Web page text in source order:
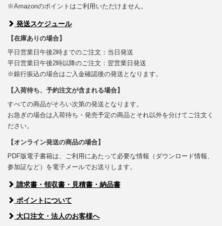
※Amazonのポイントはご利用いただけません。
発送スケジュール
【在庫ありの場合】
平日営業日午後2時までのご注文：当日発送
平日営業日午後2時以降のご注文：翌営業日発送
※銀行振込の場合はご入金確認後の発送となります。
【入荷待ち、予約注文が含まれる場合】
すべての商品がそろい次第の発送となります。
お急ぎの場合は入荷待ち・発売予定の商品とそれ以外を分けてご注文く
ださい。
【オンライン発送の商品の場合】
PDF版電子書籍は、ご利用にあたって必要な情報（ダウンロード情報、
参加証など）を電子メールでお送りします。
請求書・領収書・見積書・納品書
ポイントについて
大口注文・法人のお客様へ